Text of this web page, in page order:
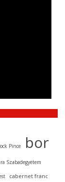
Pince bor
Szabadegyetem
cabernet franc